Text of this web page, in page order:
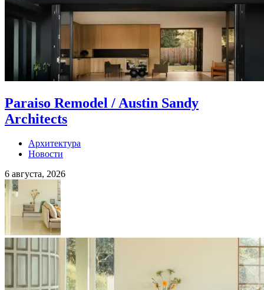
Paraiso Remodel / Austin Sandy
Architects
Архитектура
Новости
6 августа, 2026